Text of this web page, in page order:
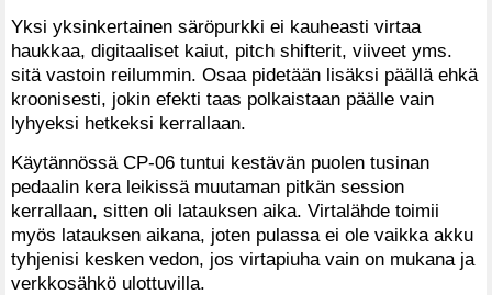
Yksi yksinkertainen säröpurkki ei kauheasti virtaa
haukkaa, digitaaliset kaiut, pitch shifterit, viiveet yms.
sitä vastoin reilummin. Osaa pidetään lisäksi päällä ehkä
kroonisesti, jokin efekti taas polkaistaan päälle vain
lyhyeksi hetkeksi kerrallaan.
Käytännössä CP-06 tuntui kestävän puolen tusinan
pedaalin kera leikissä muutaman pitkän session
kerrallaan, sitten oli latauksen aika. Virtalähde toimii
myös latauksen aikana, joten pulassa ei ole vaikka akku
tyhjenisi kesken vedon, jos virtapiuha vain on mukana ja
verkkosähkö ulottuvilla.